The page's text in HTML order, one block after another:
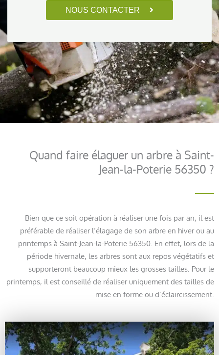
NOUS CONTACTER
Quand faire élaguer un arbre à Saint-
Jean-la-Poterie 56350 ?
Bien que ce soit opération à réaliser une fois par an, il est
préférable de réaliser l’élagage de son arbre en hiver ou au
printemps à Saint-Jean-la-Poterie 56350. En effet, lors de la
période hivernale, les arbres sont aux repos végétatifs et
supporteront beaucoup mieux les grosses tailles. Pour le
printemps, il est conseillé de réaliser uniquement des tailles de
mise en forme ou d’éclaircissement.